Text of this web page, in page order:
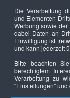
Keine Termine
Datenschutzerklärung
Copyright ©
Die Verarbeitung
und Elementen
Werbung sowie der
dabei Daten an
Einwilligung ist
und kann jederzeit
Bitte beachten
berechtigtem
Verarbeitung zu
"Einstellungen"und